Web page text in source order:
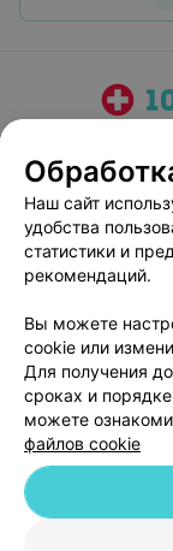
© 2026 ООО «Артокс
Наш сайт
удобства
статистики и
рекомендаций.
Вы можете
cookie или
Для получения
сроках и
можете
файлов cookie